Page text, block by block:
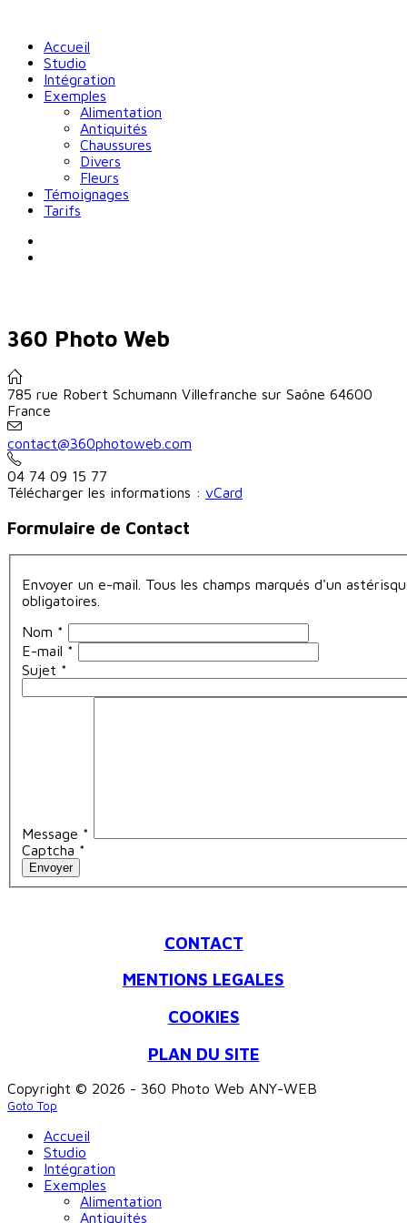
Accueil
Studio
Intégration
Exemples
Alimentation
Antiquités
Chaussures
Divers
Fleurs
Témoignages
Tarifs
360 Photo Web
785 rue Robert Schumann Villefranche sur Saône 64600
France
04 74 09 15 77
Télécharger les informations : vCard
Formulaire de Contact
Envoyer un e-mail. Tous les champs marqués d'un
obligatoires.
Nom *
E-mail *
Sujet *
Message *
Captcha *
Envoyer
CONTACT
MENTIONS LEGALES
COOKIES
PLAN DU SITE
Copyright © 2026 - 360 Photo Web ANY-WEB
Goto Top
Accueil
Studio
Intégration
Exemples
Alimentation
Antiquités